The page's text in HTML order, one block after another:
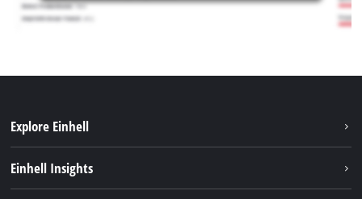
Explore Einhell
Einhell Insights